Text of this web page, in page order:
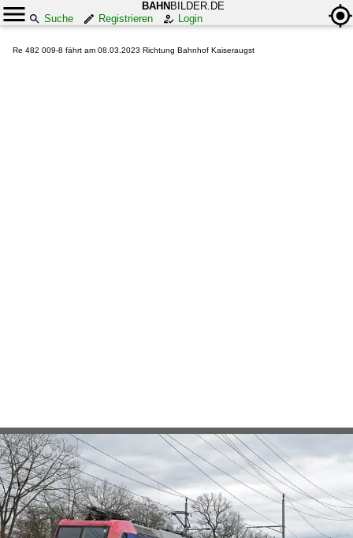
BAHN BILDER.DE
Suche
Registrieren Login
Re 482 009-8 fährt am 08.03.2023 Richtung Bahnhof Kaiseraugst